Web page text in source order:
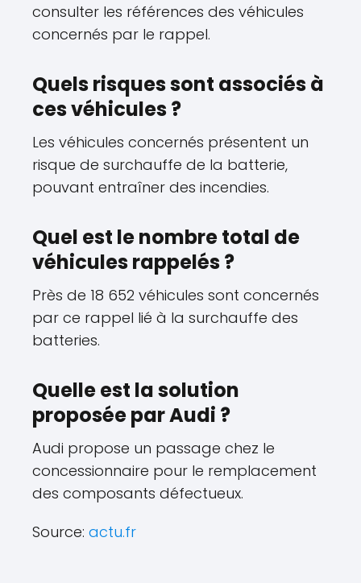
consulter les références des véhicules
concernés par le rappel.
Quels risques sont associés à
ces véhicules ?
Les véhicules concernés présentent un
risque de surchauffe de la batterie,
pouvant entraîner des incendies.
Quel est le nombre total de
véhicules rappelés ?
Près de 18 652 véhicules sont concernés
par ce rappel lié à la surchauffe des
batteries.
Quelle est la solution
proposée par Audi ?
Audi propose un passage chez le
concessionnaire pour le remplacement
des composants défectueux.
Source: actu.fr